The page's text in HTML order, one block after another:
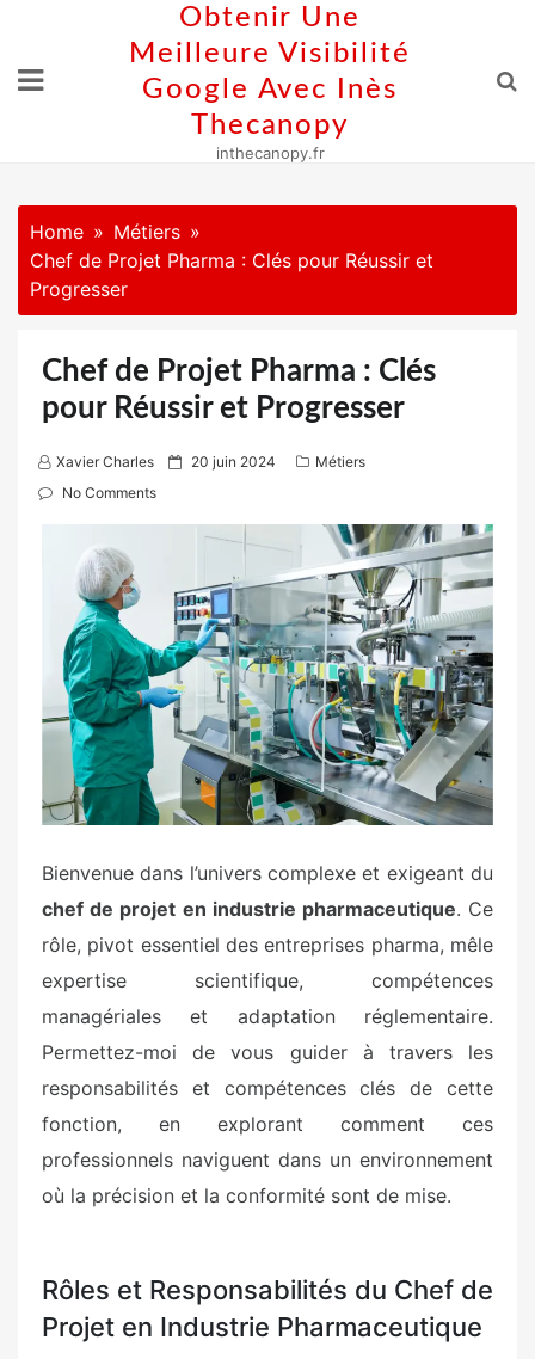
content
Obtenir Une
Meilleure Visibilité
Google Avec Inès
Thecanopy
inthecanopy.fr
Home
Métiers
Chef de Projet Pharma : Clés pour Réussir et
Progresser
Chef de Projet Pharma : Clés
pour Réussir et Progresser
Xavier Charles
P
d
o
n
20 juin 2024
Métiers
No Comments
Bienvenue dans l’univers complexe et exigeant du
chef de projet en industrie pharmaceutique. Ce
rôle, pivot essentiel des entreprises pharma, mêle
expertise scientifique, compétences
managériales et adaptation réglementaire.
Permettez-moi de vous guider à travers les
responsabilités et compétences clés de cette
fonction, en explorant comment ces
professionnels naviguent dans un environnement
où la précision et la conformité sont de mise.
Rôles et Responsabilités du Chef de
Projet en Industrie Pharmaceutique